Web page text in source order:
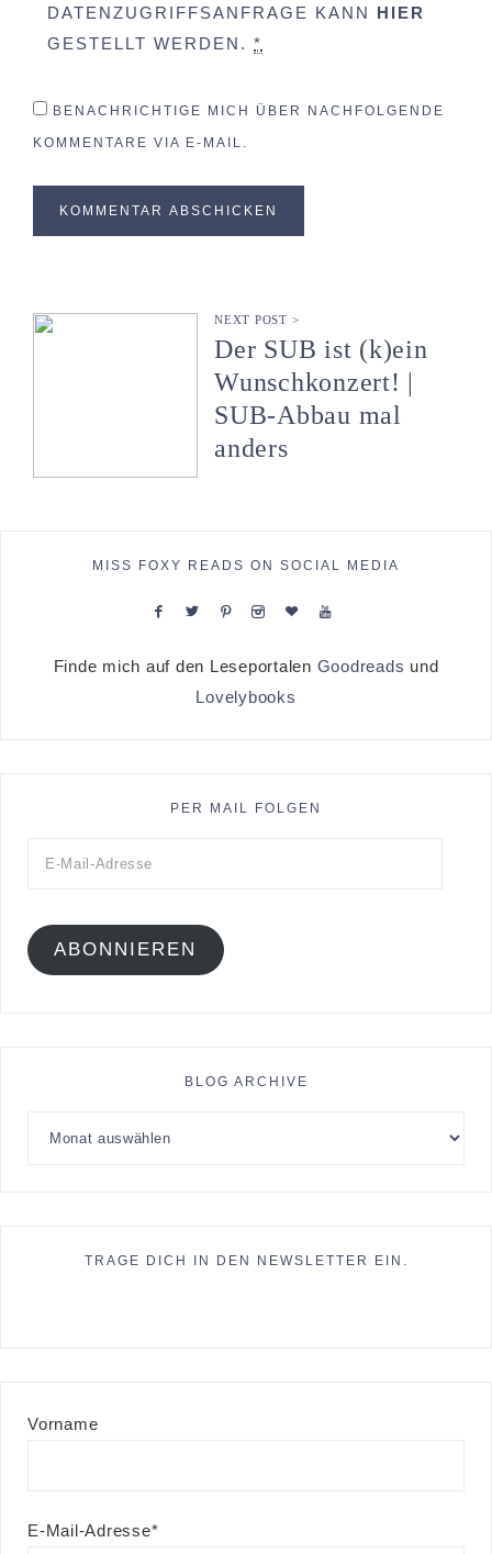
DATENZUGRIFFSANFRAGE KANN HIER
GESTELLT WERDEN. *
BENACHRICHTIGE MICH ÜBER NACHFOLGENDE
KOMMENTARE VIA E-MAIL.
NEXT POST >
Der SUB ist (k)ein
Wunschkonzert! |
SUB-Abbau mal
anders
MISS FOXY READS ON SOCIAL MEDIA
Finde mich auf den Leseportalen Goodreads und
Lovelybooks
PER MAIL FOLGEN
ABONNIEREN
BLOG ARCHIVE
TRAGE DICH IN DEN NEWSLETTER EIN.
Vorname
E-Mail-Adresse*